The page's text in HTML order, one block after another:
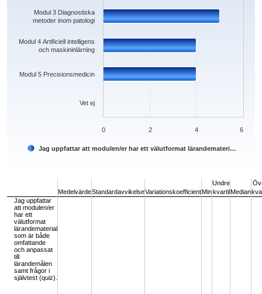
Jag uppfattar att modulen/er har ett välutformat lärandemateri…
Vet ej
Modul 5 Precisionsmedicin
Modul 4 Artificiell intelligens
och maskininlärning
Modul 3 Diagnostiska
metoder inom patologi
0 2 4 6
MedelvärdeStandardavvikelseVariationskoefficientMin
Undre
kvartilMedian
Jag uppfattar
att modulen/er
har ett
välutformat
lärandematerial
som är både
omfattande
och anpassat
till
lärandemålen
samt frågor i
självtest (quiz).